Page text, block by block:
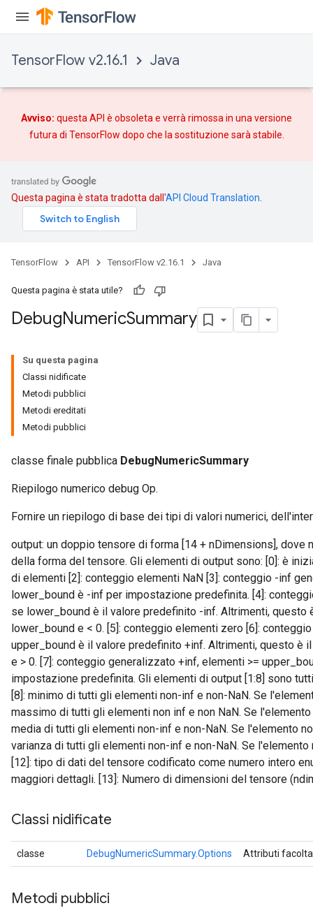
TensorFlow v2.16.1 Java
Avviso: questa API è obsoleta e verrà rimossa in una versione
futura di TensorFlow dopo che la sostituzione sarà stabile.
Questa pagina è stata tradotta dall'API Cloud Translation
TensorFlow API TensorFlow v2.16.1 Java
Questa pagina è stata utile?
DebugNumericSummary
Su questa pagina
Classi nidificate
Metodi pubblici
Metodi ereditati
Metodi pubblici
classe finale pubblica DebugNumericSummary
Riepilogo numerico debug Op.
Fornire un riepilogo di base dei tipi di valori numerici,
output: un doppio tensore di forma [14 + nDimensions], dove
della forma del tensore. Gli elementi di output sono: [0]: è
di elementi [2]: conteggio elementi NaN [3]: conteggio -inf
lower_bound è -inf per impostazione predefinita. [4]:
se lower_bound è il valore predefinito -inf. Altrimenti, questo
lower_bound e < 0. [5]: conteggio elementi zero [6]:
upper_bound è il valore predefinito +inf. Altrimenti, questo è
e > 0. [7]: conteggio generalizzato +inf, elementi >=
impostazione predefinita. Gli elementi di output [1:8] sono
[8]: minimo di tutti gli elementi non-inf e non-NaN. Se
massimo di tutti gli elementi non inf e non NaN. Se
media di tutti gli elementi non-inf e non-NaN. Se l'elemento
varianza di tutti gli elementi non-inf e non-NaN. Se
[12]: tipo di dati del tensore codificato come numero intero
maggiori dettagli. [13]: Numero di dimensioni del tensore
Classi nidificate
classe DebugNumericSummary.Options Attributi
Metodi pubblici